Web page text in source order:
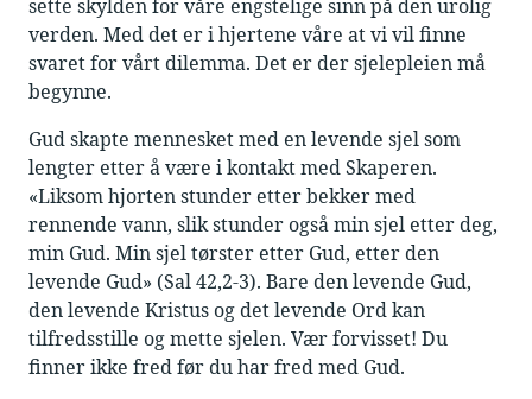
sette skylden for våre engstelige sinn på den urolig
verden. Med det er i hjertene våre at vi vil finne
svaret for vårt dilemma. Det er der sjelepleien må
begynne.
Gud skapte mennesket med en levende sjel som
lengter etter å være i kontakt med Skaperen.
«Liksom hjorten stunder etter bekker med
rennende vann, slik stunder også min sjel etter deg,
min Gud. Min sjel tørster etter Gud, etter den
levende Gud» (Sal 42,2-3). Bare den levende Gud,
den levende Kristus og det levende Ord kan
tilfredsstille og mette sjelen. Vær forvisset! Du
finner ikke fred før du har fred med Gud.